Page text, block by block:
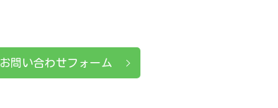
お問い合わせフォーム